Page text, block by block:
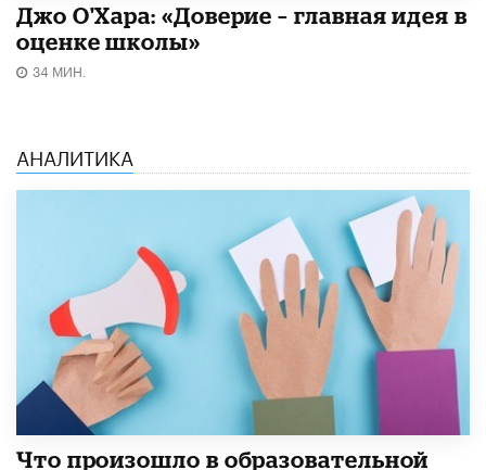
Джо О'Хара: «Доверие – главная идея в
оценке школы»
34 МИН.
АНАЛИТИКА
​Что произошло в образовательной